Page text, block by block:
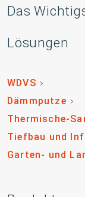
Das
Lösungen
WDVS
Dämmputze
Thermische-
Tiefbau und
Garten- und